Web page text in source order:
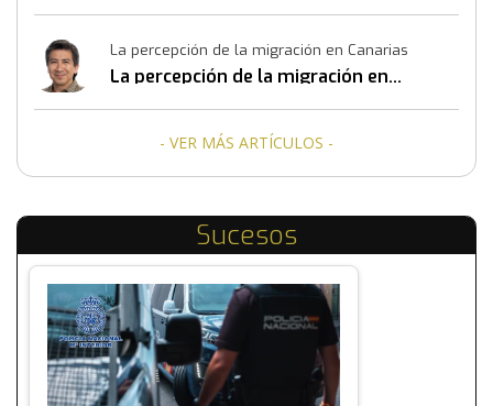
La percepción de la migración en Canarias
La percepción de la migración en
- VER MÁS ARTÍCULOS -
Sucesos